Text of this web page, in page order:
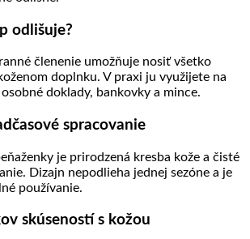
odlišuje?
členenie umožňuje nosiť všetko
doplnku. V praxi ju využijete na
doklady, bankovky a mince.
spracovanie
je prirodzená kresba kože a čisté
Dizajn nepodlieha jednej sezóne a je
používanie.
skúseností s kožou